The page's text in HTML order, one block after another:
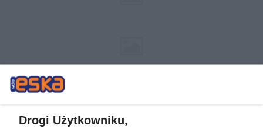
Drogi Użytkowniku,